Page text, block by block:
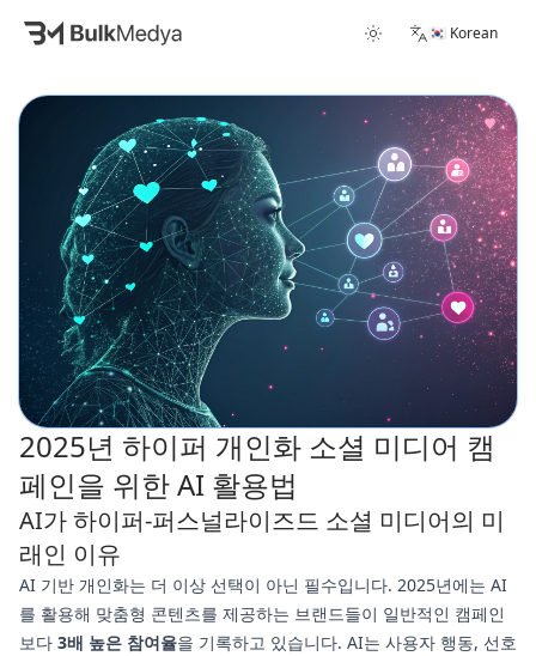
🇰🇷 Korean
2025년 하이퍼 개인화 소셜 미디어 캠
페인을 위한 AI 활용법
AI가 하이퍼-퍼스널라이즈드 소셜 미디어의 미
래인 이유
AI 기반 개인화는 더 이상 선택이 아닌 필수입니다. 2025년에는 AI
를 활용해 맞춤형 콘텐츠를 제공하는 브랜드들이 일반적인 캠페인
보다 3배 높은 참여율을 기록하고 있습니다. AI는 사용자 행동, 선호